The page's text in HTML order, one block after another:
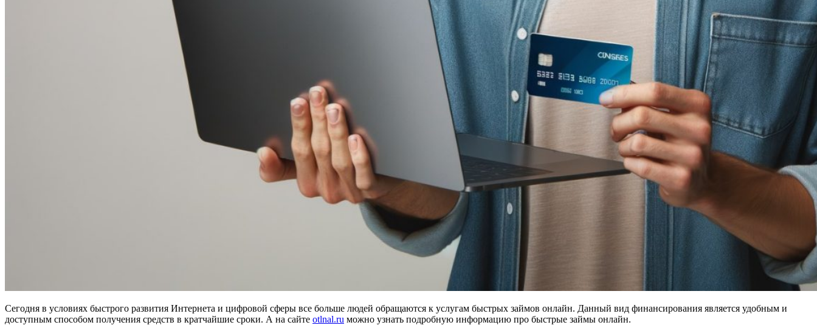
Сегодня в условиях быстрого развития Интернета и цифровой сферы все больше людей обращаются к услугам быстрых займов онлайн. Данный вид финансирования является удобным и
доступным способом получения средств в кратчайшие сроки. А на сайте otlnal.ru можно узнать подробную информацию про быстрые займы онлайн.